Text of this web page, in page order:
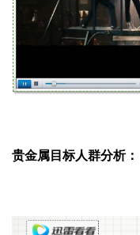
贵金属目标人群分析：